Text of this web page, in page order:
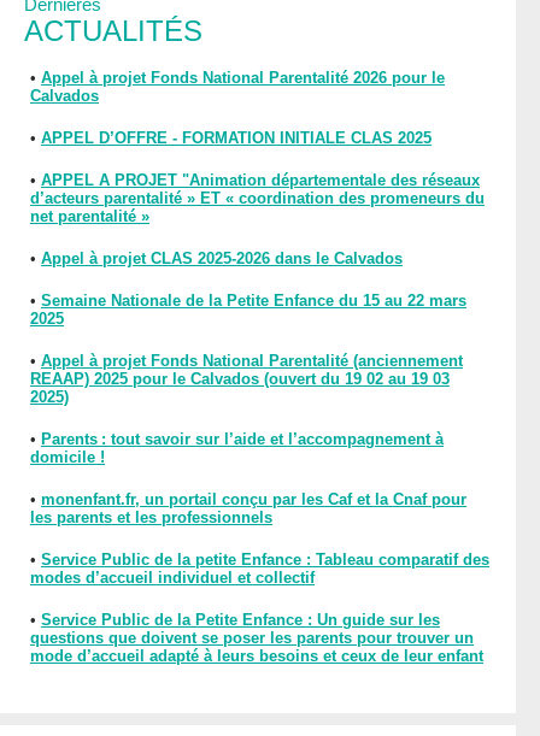
Dernières
ACTUALITÉS
• Appel à projet Fonds National Parentalité 2026 pour le
Calvados
• APPEL D’OFFRE - FORMATION INITIALE CLAS 2025
• APPEL A PROJET "Animation départementale des réseaux
d’acteurs parentalité » ET « coordination des promeneurs du
net parentalité »
• Appel à projet CLAS 2025-2026 dans le Calvados
• Semaine Nationale de la Petite Enfance du 15 au 22 mars
2025
• Appel à projet Fonds National Parentalité (anciennement
REAAP) 2025 pour le Calvados (ouvert du 19 02 au 19 03
2025)
• Parents : tout savoir sur l’aide et l’accompagnement à
domicile !
• monenfant.fr, un portail conçu par les Caf et la Cnaf pour
les parents et les professionnels
• Service Public de la petite Enfance : Tableau comparatif des
modes d’accueil individuel et collectif
• Service Public de la Petite Enfance : Un guide sur les
questions que doivent se poser les parents pour trouver un
mode d’accueil adapté à leurs besoins et ceux de leur enfant